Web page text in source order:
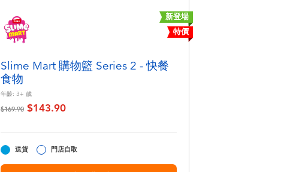
新登場
特價
Slime Mart 購物籃 Series 2 - 快餐
食物
年齡: 3+ 歲
價格從
$169.90至$143.90
送貨 門店自取